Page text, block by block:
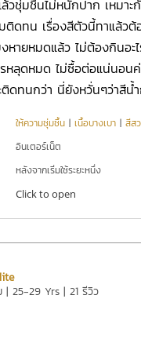
วชุ่มชื้นไม่หนักปาก เหมา
ติดทน เรื่องสีตัวนี้ทาแล้ว
หายหมดแล้ว ไม่ต้องกินอะ
รหลุดหมด ไม่ซื้อต่อแน่นอน
ดทนกว่า นี่ยังหวั่นๆว่าสีน้
ให้ความชุ่มชื้น |เนื้อบางเบา |สีส
อินเตอร์เน็ต
หลังจากเริ่มใช้ระยะหนึ่ง
Click to open
| 25-29 Yrs | 21 รีวิว